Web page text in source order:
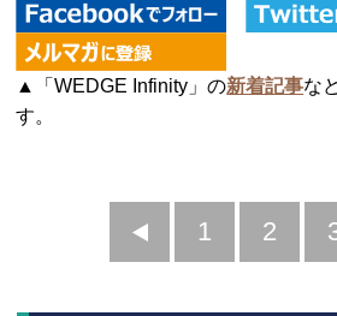
▲「WEDGE Infinity」の新着記事な
す。
前
1 2